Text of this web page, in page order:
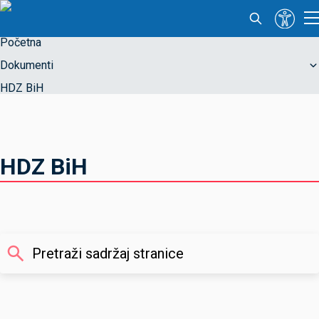
Početna
Dokumenti
HDZ BiH
HDZ BiH